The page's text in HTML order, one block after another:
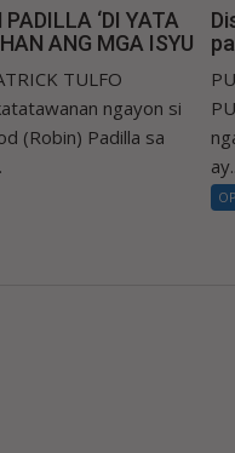
PADILLA ‘DI YATA
ANG MGA ISYU
TULFO
ngayon si
(Robin) Padilla sa